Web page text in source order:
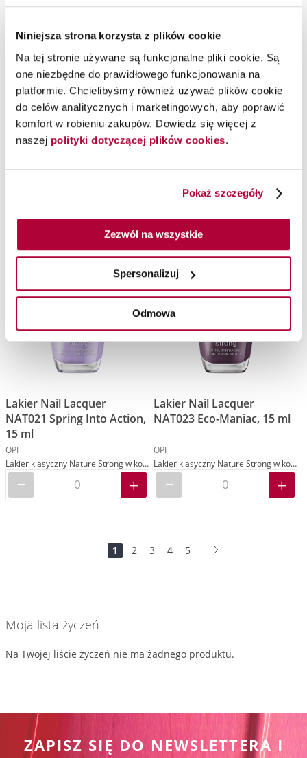
Niniejsza strona korzysta z plików cookie
Na tej stronie używane są funkcjonalne pliki cookie. Są
one niezbędne do prawidłowego funkcjonowania na
platformie. Chcielibyśmy również używać plików cookie
do celów analitycznych i marketingowych, aby poprawić
komfort w robieniu zakupów. Dowiedz się więcej z
naszej polityki dotyczącej plików cookies.
Pokaż szczegóły
Zezwól na wszystkie
Spersonalizuj
Odmowa
Lakier Nail Lacquer
NAT019 Shore Is
Something, 15 ml
Lakier klasyczny Nature Strong w kolorze niebieskim
Lakier Nail Lacquer
NAT008 Simply Radishing,
15 ml
Lakier klasyczny Nature Strong w kolorze fioletowym
Lakier Nail Lacquer
NAT021 Spring Into Action,
15 ml
OPI
Lakier klasyczny Nature Strong w kolorze fioletowym
Lakier Nail Lacquer
NAT023 Eco-Maniac, 15 ml
OPI
Lakier klasyczny Nature Strong w kolorze fioletowym
Strona
Jesteś
1 Strona
2 Strona
3 Strona
4 Strona
5
Moja lista życzeń
Na Twojej liście życzeń nie ma żadnego produktu.
ZAPISZ SIĘ DO NEWSLETTERA I